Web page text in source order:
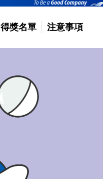
得獎名單 注意事項